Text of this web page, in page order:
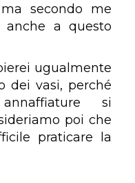
secondo me
anche a questo
ugualmente
dei vasi, perché
si
poi che
praticare la